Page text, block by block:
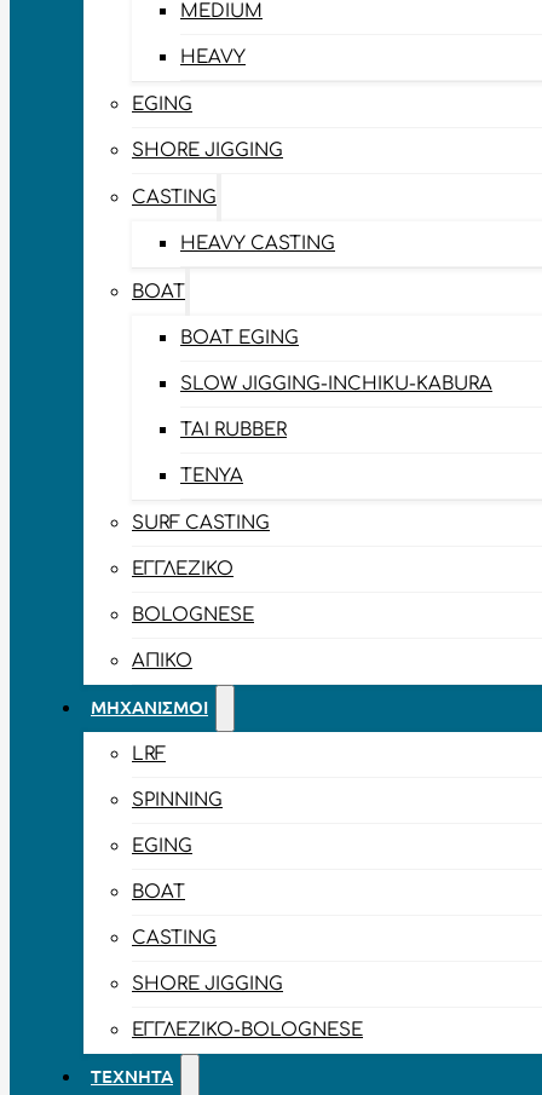
MEDIUM
HEAVY
EGING
SHORE JIGGING
CASTING
HEAVY CASTING
BOAT
BOAT EGING
SLOW JIGGING-INCHIKU-KABURA
TAI RUBBER
TENYA
SURF CASTING
ΕΓΓΛΈΖΙΚΟ
BOLOGNESE
ΑΠΊΚΟ
ΜΗΧΑΝΙΣΜΟΊ
LRF
SPINNING
EGING
BOAT
CASTING
SHORE JIGGING
ΕΓΓΛΈΖΙΚΟ-BOLOGNESE
ΤΕΧΝΗΤΆ